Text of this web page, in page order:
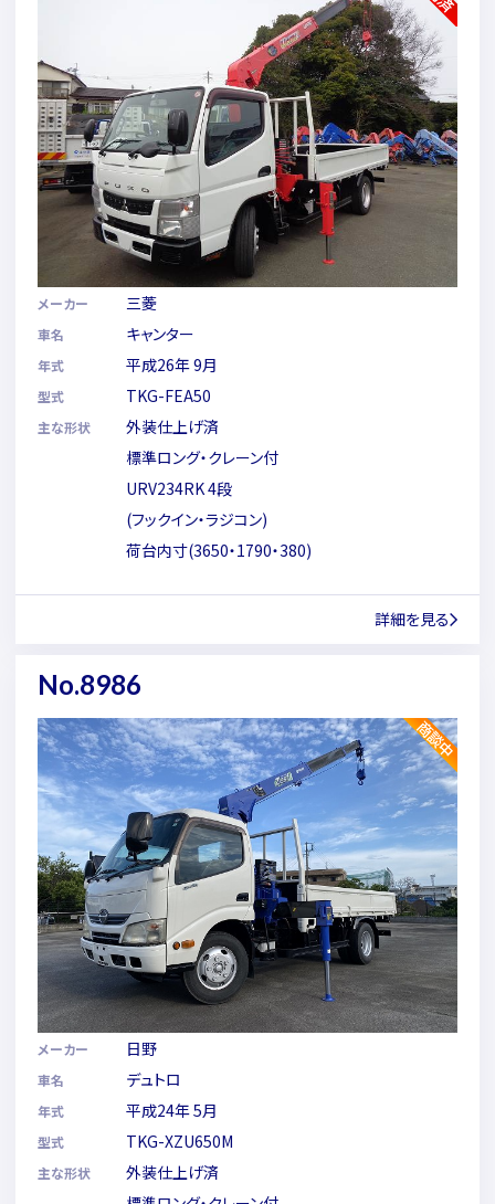
メーカー 三菱
車名 キャンター
年式 平成26年 9月
型式 TKG-FEA50
主な形状
外装仕上げ済
標準ロング・クレーン付
URV234RK 4段
(フックイン・ラジコン)
荷台内寸(3650・1790・380)
詳細を見る
No.8986
メーカー 日野
車名 デュトロ
年式 平成24年 5月
型式 TKG-XZU650M
主な形状
外装仕上げ済